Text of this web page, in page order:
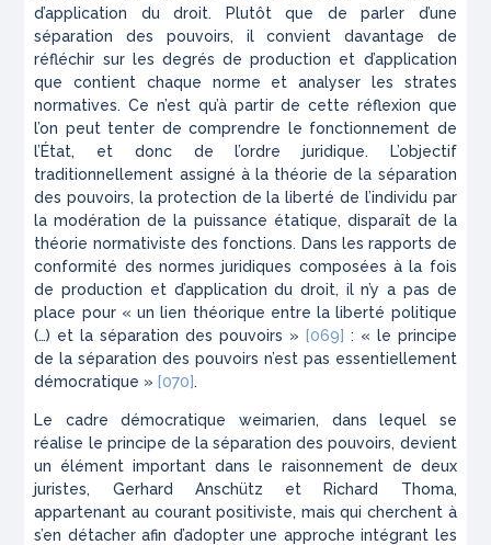
d’application du droit. Plutôt que de parler d’une
séparation des pouvoirs, il convient davantage de
réfléchir sur les degrés de production et d’application
que contient chaque norme et analyser les strates
normatives. Ce n’est qu’à partir de cette réflexion que
l’on peut tenter de comprendre le fonctionnement de
l’État, et donc de l’ordre juridique. L’objectif
traditionnellement assigné à la théorie de la séparation
des pouvoirs, la protection de la liberté de l’individu par
la modération de la puissance étatique, disparaît de la
théorie normativiste des fonctions. Dans les rapports de
conformité des normes juridiques composées à la fois
de production et d’application du droit, il n’y a pas de
place pour « un lien théorique entre la liberté politique
(…) et la séparation des pouvoirs » [069] : « le principe
de la séparation des pouvoirs n’est pas essentiellement
démocratique »[070].
Le cadre démocratique weimarien, dans lequel se
réalise le principe de la séparation des pouvoirs, devient
un élément important dans le raisonnement de deux
juristes, Gerhard Anschütz et Richard Thoma,
appartenant au courant positiviste, mais qui cherchent à
s’en détacher afin d’adopter une approche intégrant les